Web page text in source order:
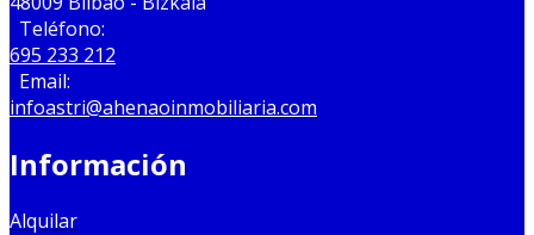
Teléfono:
695 233 212
Email:
infoastri@ahenaoinmobiliaria.com
Información
Alquilar